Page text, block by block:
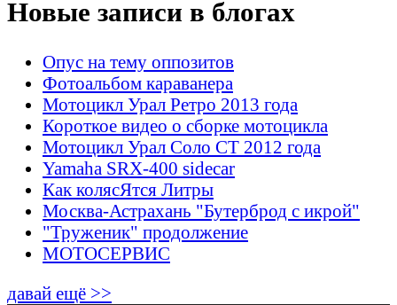
Новые записи в блогах
Опус на тему оппозитов
Фотоальбом караванера
Мотоцикл Урал Ретро 2013 года
Короткое видео о сборке мотоцикла
Мотоцикл Урал Соло СТ 2012 года
Yamaha SRX-400 sidecar
Как колясЯтся Литры
Москва-Астрахань "Бутерброд с икрой"
"Труженик" продолжение
МОТОСЕРВИС
давай ещё >>